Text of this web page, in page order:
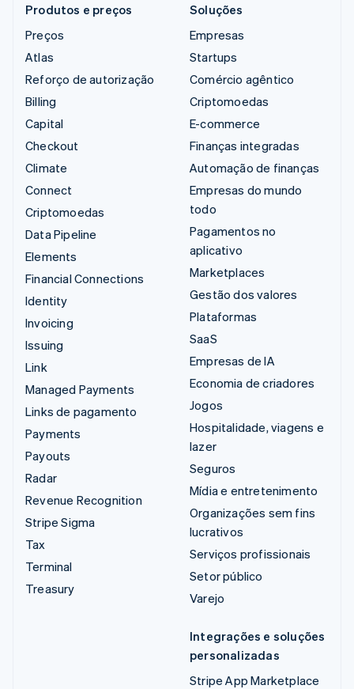
Produtos e preços
Preços
Atlas
Reforço de autorização
Billing
Capital
Checkout
Climate
Connect
Criptomoedas
Data Pipeline
Elements
Financial Connections
Identity
Invoicing
Issuing
Link
Managed Payments
Links de pagamento
Payments
Payouts
Radar
Revenue Recognition
Stripe Sigma
Tax
Terminal
Treasury
Soluções
Empresas
Startups
Comércio agêntico
Criptomoedas
E-commerce
Finanças integradas
Automação de finanças
Empresas do mundo
todo
Pagamentos no
aplicativo
Marketplaces
Gestão dos valores
Plataformas
SaaS
Empresas de IA
Economia de criadores
Jogos
Hospitalidade, viagens e
lazer
Seguros
Mídia e entretenimento
Organizações sem fins
lucrativos
Serviços profissionais
Setor público
Varejo
Integrações e soluções
personalizadas
Stripe App Marketplace